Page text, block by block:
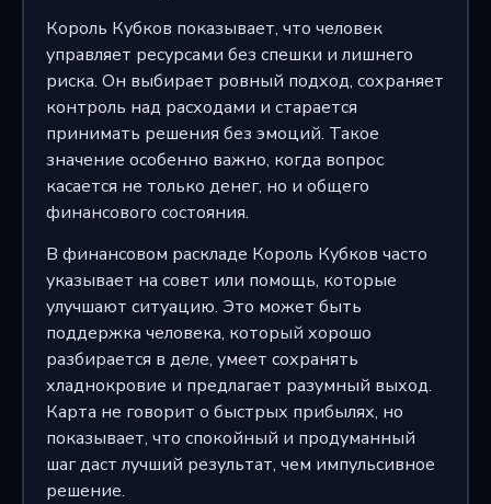
Король Кубков показывает, что человек
управляет ресурсами без спешки и лишнего
риска. Он выбирает ровный подход, сохраняет
контроль над расходами и старается
принимать решения без эмоций. Такое
значение особенно важно, когда вопрос
касается не только денег, но и общего
финансового состояния.
В финансовом раскладе Король Кубков часто
указывает на совет или помощь, которые
улучшают ситуацию. Это может быть
поддержка человека, который хорошо
разбирается в деле, умеет сохранять
хладнокровие и предлагает разумный выход.
Карта не говорит о быстрых прибылях, но
показывает, что спокойный и продуманный
шаг даст лучший результат, чем импульсивное
решение.